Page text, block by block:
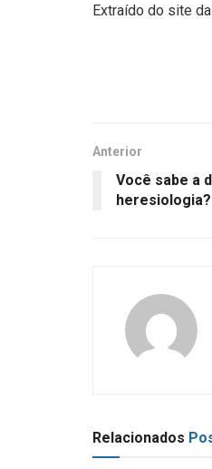
Extraído do site
Anterior
Você sabe a
heresiologia?
Relacionados